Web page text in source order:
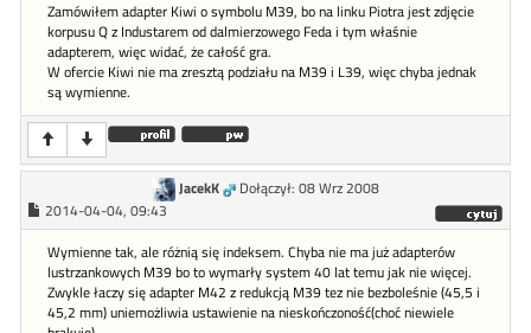
Zamówiłem adapter Kiwi o symbolu M39, bo na linku Piotra jest zdjęcie
korpusu Q z Industarem od dalmierzowego Feda i tym właśnie
adapterem, więc widać, że całość gra.
W ofercie Kiwi nie ma zresztą podziału na M39 i L39, więc chyba jednak
są wymienne.
JacekK
Dołączył: 08 Wrz 2008
2014-04-04, 09:43
Wymienne tak, ale różnią się indeksem. Chyba nie ma już adapterów
lustrzankowych M39 bo to wymarły system 40 lat temu jak nie więcej.
Zwykle łaczy się adapter M42 z redukcją M39 tez nie bezboleśnie (45,5 i
45,2 mm) uniemożliwia ustawienie na nieskończoność(choć niewiele